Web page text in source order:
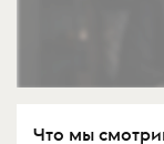
Что мы